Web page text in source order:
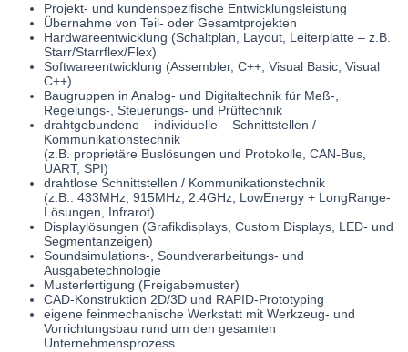
Projekt- und kundenspezifische Entwicklungsleistung
Übernahme von Teil- oder Gesamtprojekten
Hardwareentwicklung (Schaltplan, Layout, Leiterplatte – z.B.
Starr/Starrflex/Flex)
Softwareentwicklung (Assembler, C++, Visual Basic, Visual
C++)
Baugruppen in Analog- und Digitaltechnik für Meß-,
Regelungs-, Steuerungs- und Prüftechnik
drahtgebundene – individuelle – Schnittstellen /
Kommunikationstechnik
(z.B. proprietäre Buslösungen und Protokolle, CAN-Bus,
UART, SPI)
drahtlose Schnittstellen / Kommunikationstechnik
(z.B.: 433MHz, 915MHz, 2.4GHz, LowEnergy + LongRange-
Lösungen, Infrarot)
Displaylösungen (Grafikdisplays, Custom Displays, LED- und
Segmentanzeigen)
Soundsimulations-, Soundverarbeitungs- und
Ausgabetechnologie
Musterfertigung (Freigabemuster)
CAD-Konstruktion 2D/3D und RAPID-Prototyping
eigene feinmechanische Werkstatt mit Werkzeug- und
Vorrichtungsbau rund um den gesamten
Unternehmensprozess